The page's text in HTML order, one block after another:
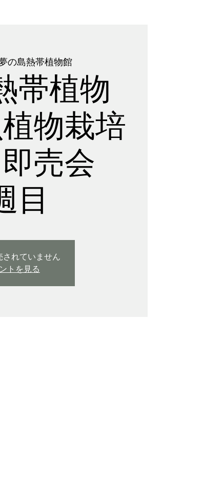
の島熱帯植物館
帯植物
物栽培
即売会
目
されていません
トを見る